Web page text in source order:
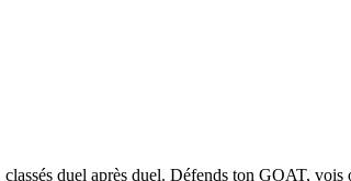
duel après duel. Défends ton GOAT,